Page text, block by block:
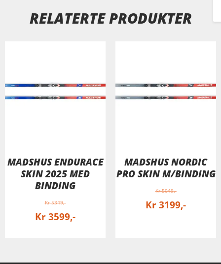
RELATERTE PRODUKTER
MADSHUS ENDURACE
SKIN 2025 MED
BINDING
Kr5349
Kr3599
MADSHUS NORDIC
PRO SKIN M/BINDING
Kr5049
Kr3199